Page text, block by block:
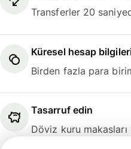
Transferler 20
Küresel hesap
Birden fazla para
Tasarruf edin
Döviz kuru